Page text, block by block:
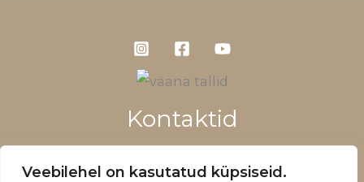
Veebilehel on kasutatud küpsiseid.
Kontaktid
+372 5660 1028